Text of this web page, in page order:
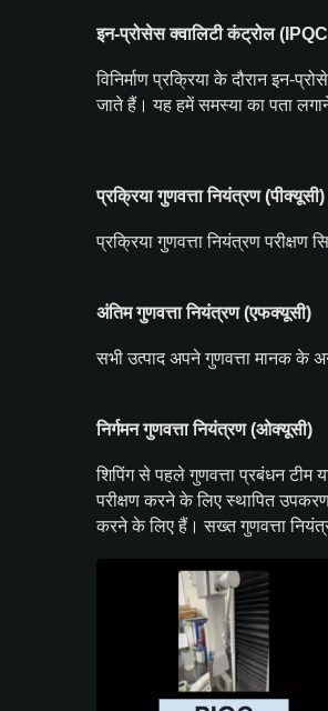
इन-प्रोसेस क्वालिटी कंट्रोल
विनिर्माण प्रक्रिया के दौरान इन-
जाते हैं। यह हमें समस्या का पता
प्रक्रिया गुणवत्ता नियंत्रण (पीक्यूसी)
प्रक्रिया गुणवत्ता नियंत्रण परीक्षण
अंतिम गुणवत्ता नियंत्रण (एफक्यूसी)
सभी उत्पाद अपने गुणवत्ता मानक के
निर्गमन गुणवत्ता नियंत्रण (ओक्यूसी)
शिपिंग से पहले गुणवत्ता प्रबंधन
परीक्षण करने के लिए स्थापित
करने के लिए हैं। सख्त गुणवत्ता